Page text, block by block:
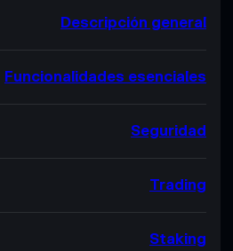
Descripción general
Funcionalidades esenciales
Seguridad
Trading
Staking